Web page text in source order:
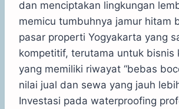
dan menciptakan lingkungan
memicu tumbuhnya jamur hitam
pasar properti Yogyakarta yang
kompetitif, terutama untuk bisnis
yang memiliki riwayat “bebas
nilai jual dan sewa yang jauh
Investasi pada waterproofing